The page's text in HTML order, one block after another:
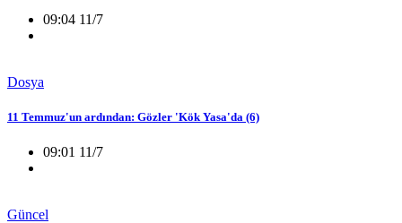
09:04 11/7
Dosya
11 Temmuz'un ardından: Gözler 'Kök Yasa'da (6)
09:01 11/7
Güncel